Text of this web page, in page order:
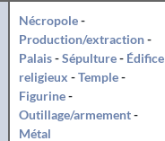
Nécropole-
Production/extraction-
Palais-Sépulture- Édifice
religieux -Temple-
Figurine-
Outillage/armement-
Métal